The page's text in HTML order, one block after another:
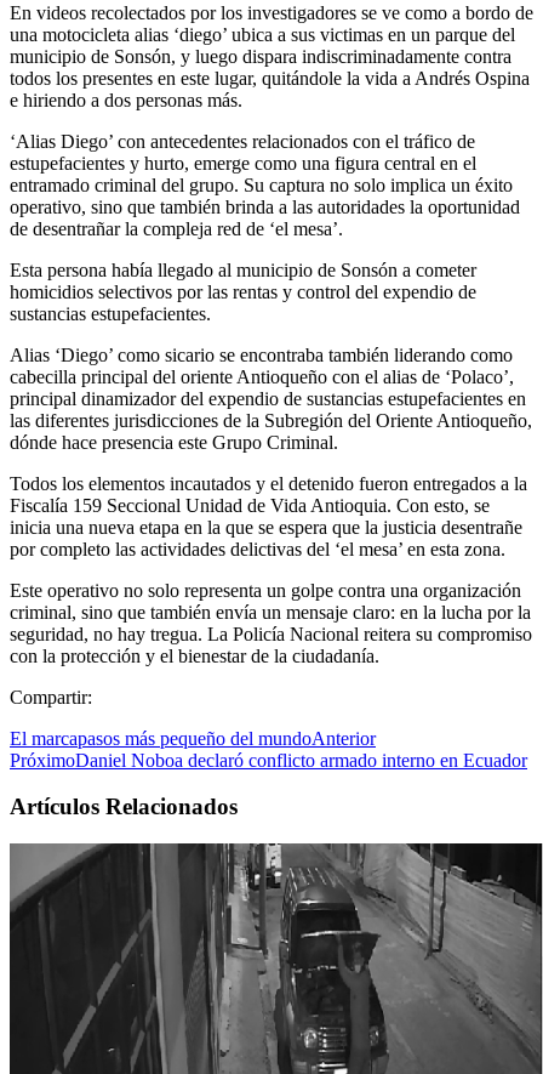
En videos recolectados por los investigadores se ve como a bordo de
una motocicleta alias ‘diego’ ubica a sus victimas en un parque del
municipio de Sonsón, y luego dispara indiscriminadamente contra
todos los presentes en este lugar, quitándole la vida a Andrés Ospina
e hiriendo a dos personas más.
‘Alias Diego’ con antecedentes relacionados con el tráfico de
estupefacientes y hurto, emerge como una figura central en el
entramado criminal del grupo. Su captura no solo implica un éxito
operativo, sino que también brinda a las autoridades la oportunidad
de desentrañar la compleja red de ‘el mesa’.
Esta persona había llegado al municipio de Sonsón a cometer
homicidios selectivos por las rentas y control del expendio de
sustancias estupefacientes.
Alias ‘Diego’ como sicario se encontraba también liderando como
cabecilla principal del oriente Antioqueño con el alias de ‘Polaco’,
principal dinamizador del expendio de sustancias estupefacientes en
las diferentes jurisdicciones de la Subregión del Oriente Antioqueño,
dónde hace presencia este Grupo Criminal.
Todos los elementos incautados y el detenido fueron entregados a la
Fiscalía 159 Seccional Unidad de Vida Antioquia. Con esto, se
inicia una nueva etapa en la que se espera que la justicia desentrañe
por completo las actividades delictivas del ‘el mesa’ en esta zona.
Este operativo no solo representa un golpe contra una organización
criminal, sino que también envía un mensaje claro: en la lucha por la
seguridad, no hay tregua. La Policía Nacional reitera su compromiso
con la protección y el bienestar de la ciudadanía.
Compartir:
El marcapasos más pequeño del mundoAnterior
PróximoDaniel Noboa declaró conflicto armado interno en Ecuador
Artículos Relacionados